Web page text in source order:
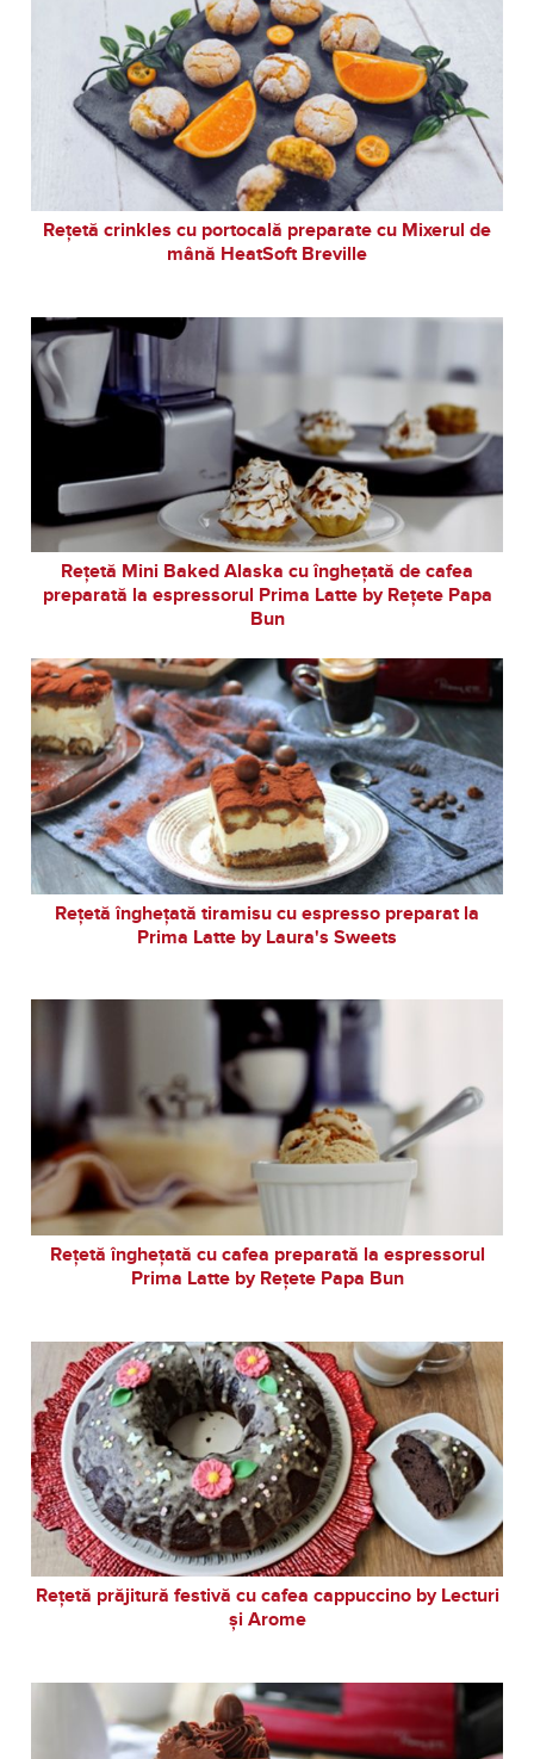
Rețetă crinkles cu portocală preparate cu Mixerul de
mână HeatSoft Breville
Rețetă Mini Baked Alaska cu înghețată de cafea
preparată la espressorul Prima Latte by Rețete Papa
Bun
Rețetă înghețată tiramisu cu espresso preparat la
Prima Latte by Laura's Sweets
Rețetă înghețată cu cafea preparată la espressorul
Prima Latte by Rețete Papa Bun
Rețetă prăjitură festivă cu cafea cappuccino by Lecturi
și Arome